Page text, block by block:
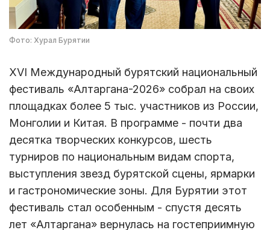
Фото: Хурал Бурятии
XVI Международный бурятский национальный
фестиваль «Алтаргана-2026» собрал на своих
площадках более 5 тыс. участников из России,
Монголии и Китая. В программе - почти два
десятка творческих конкурсов, шесть
турниров по национальным видам спорта,
выступления звезд бурятской сцены, ярмарки
и гастрономические зоны. Для Бурятии этот
фестиваль стал особенным - спустя десять
лет «Алтаргана» вернулась на гостеприимную